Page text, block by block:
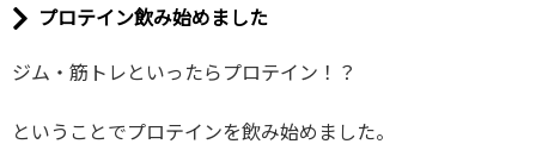
プロテイン飲み始めました
ジム・筋トレといったらプロテイン！？
ということでプロテインを飲み始めました。